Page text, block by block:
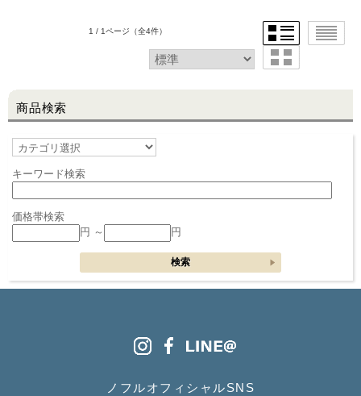
1 / 1ページ （全4件）
商品検索
キーワード検索
価格帯検索
円 ～
円
ノフルオフィシャルSNS